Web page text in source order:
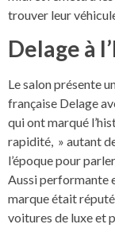
trouver leur
Delage à
Le salon présente
française Delage
qui ont marqué
rapidité, » autant
l’époque pour
Aussi performante
marque était
voitures de luxe et